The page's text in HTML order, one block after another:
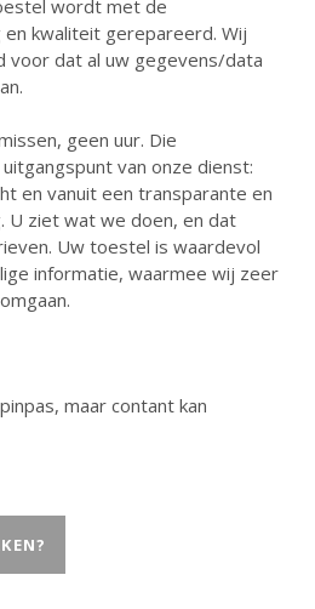
wordt met de
kwaliteit gerepareerd. Wij
voor dat al uw gegevens/data
geen uur. Die
van onze dienst:
en vanuit een transparante en
U ziet wat we doen, en dat
Uw toestel is waardevol
informatie, waarmee wij zeer
maar contant kan